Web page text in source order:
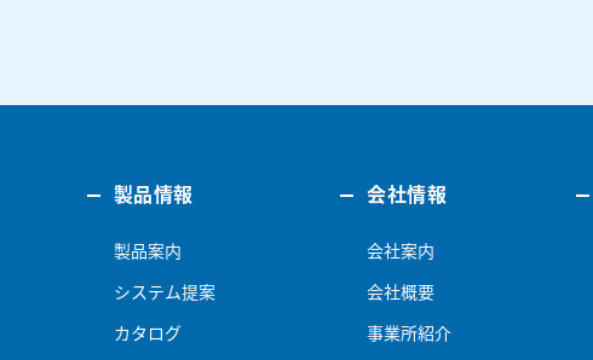
製品情報
製品案内
システム提案
カタログ
会社情報
会社案内
会社概要
事業所紹介